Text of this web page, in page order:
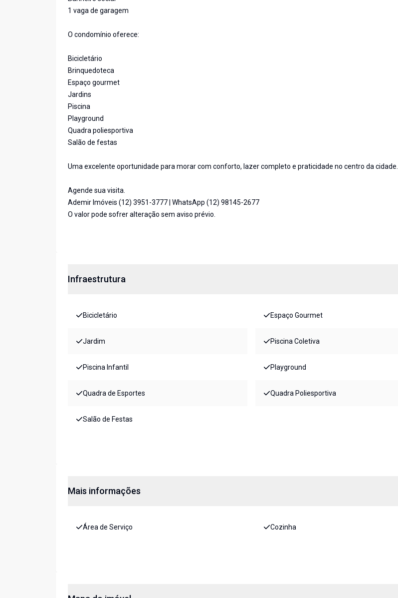
1 vaga de garagem
O condomínio oferece:
Bicicletário
Brinquedoteca
Espaço gourmet
Jardins
Piscina
Playground
Quadra poliesportiva
Salão de festas
Uma excelente oportunidade para morar com conforto, lazer completo e praticidade no centro da cidade.
Agende sua visita.
Ademir Imóveis (12) 3951-3777 | WhatsApp (12) 98145-2677
O valor pode sofrer alteração sem aviso prévio.
Infraestrutura
Bicicletário Espaço Gourmet
Jardim Piscina Coletiva
Piscina Infantil Playground
Quadra de Esportes Quadra Poliesportiva
Salão de Festas
Mais informações
Área de Serviço Cozinha